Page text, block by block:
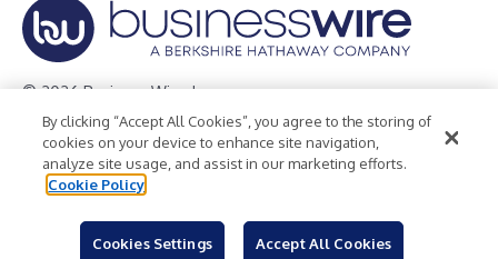
© 2026 Business Wire, Inc.
Privacy Policy Cookie Policy
Accessibility Statement
Terms of Use
Legal
By clicking “Accept All Cookies”, you agree to the storing of
cookies on your device to enhance site navigation,
analyze site usage, and assist in our marketing efforts.
Cookie Policy
Cookies Settings Accept All Cookies